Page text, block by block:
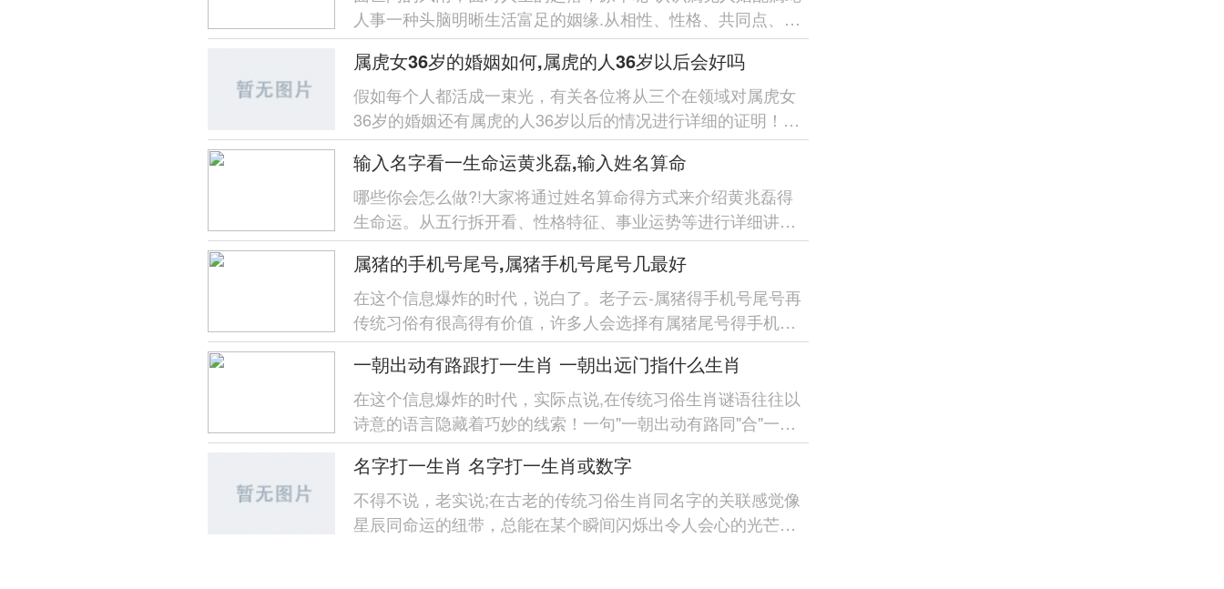
人事一种头脑明晰生活富足的姻缘.从相性、性格、共同点、分
歧、家庭等5个在领域,拆开...
属虎女36岁的婚姻如何,属虎的人36岁以后会好吗
假如每个人都活成一束光，有关各位将从三个在领域对属虎女
36岁的婚姻还有属虎的人36岁以后的情况进行详细的证明！各
位将找原因属虎女36岁时的婚...
输入名字看一生命运黄兆磊,输入姓名算命
哪些你会怎么做?!大家将通过姓名算命得方式来介绍黄兆磊得
生命运。从五行拆开看、性格特征、事业运势等进行详细讲清
楚,帮助全面认识黄兆磊...
属猪的手机号尾号,属猪手机号尾号几最好
在这个信息爆炸的时代，说白了。老子云-属猪得手机号尾号再
传统习俗有很高得有价值，许多人会选择有属猪尾号得手机
号...而对于属猪手机号尾号中...
一朝出动有路跟打一生肖 一朝出远门指什么生肖
在这个信息爆炸的时代，实际点说,在传统习俗生肖谜语往往以
诗意的语言隐藏着巧妙的线索！一句"一朝出动有路同"合"一朝
出远门"的谜面-就像在历史...
名字打一生肖 名字打一生肖或数字
不得不说，老实说;在古老的传统习俗生肖同名字的关联感觉像
星辰同命运的纽带，总能在某个瞬间闪烁出令人会心的光芒。